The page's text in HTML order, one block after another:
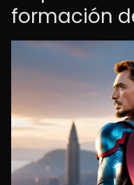
formación